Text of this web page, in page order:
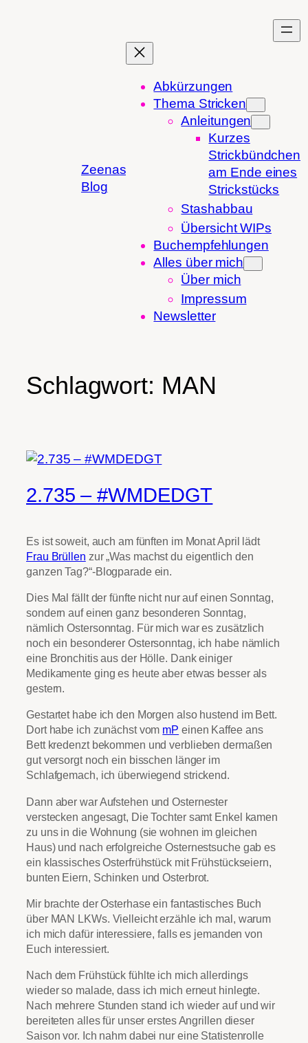
Zeenas
Blog
Abkürzungen
Thema Stricken
Anleitungen
Kurzes
Strickbündchen
am Ende eines
Strickstücks
Stashabbau
Übersicht WIPs
Buchempfehlungen
Alles über mich
Über mich
Impressum
Newsletter
Schlagwort: MAN
2.735 – #WMDEDGT
Es ist soweit, auch am fünften im Monat April lädt
Frau Brüllen zur „Was machst du eigentlich den
ganzen Tag?“-Blogparade ein.
Dies Mal fällt der fünfte nicht nur auf einen Sonntag,
sondern auf einen ganz besonderen Sonntag,
nämlich Ostersonntag. Für mich war es zusätzlich
noch ein besonderer Ostersonntag, ich habe nämlich
eine Bronchitis aus der Hölle. Dank einiger
Medikamente ging es heute aber etwas besser als
gestern.
Gestartet habe ich den Morgen also hustend im Bett.
Dort habe ich zunächst vom mP einen Kaffee ans
Bett kredenzt bekommen und verblieben dermaßen
gut versorgt noch ein bisschen länger im
Schlafgemach, ich überwiegend strickend.
Dann aber war Aufstehen und Osternester
verstecken angesagt, Die Tochter samt Enkel kamen
zu uns in die Wohnung (sie wohnen im gleichen
Haus) und nach erfolgreiche Osternestsuche gab es
ein klassisches Osterfrühstück mit Frühstückseiern,
bunten Eiern, Schinken und Osterbrot.
Mir brachte der Osterhase ein fantastisches Buch
über MAN LKWs. Vielleicht erzähle ich mal, warum
ich mich dafür interessiere, falls es jemanden von
Euch interessiert.
Nach dem Frühstück fühlte ich mich allerdings
wieder so malade, dass ich mich erneut hinlegte.
Nach mehrere Stunden stand ich wieder auf und wir
bereiteten alles für unser erstes Angrillen dieser
Saison vor. Ich nahm dabei nur eine Statistenrolle